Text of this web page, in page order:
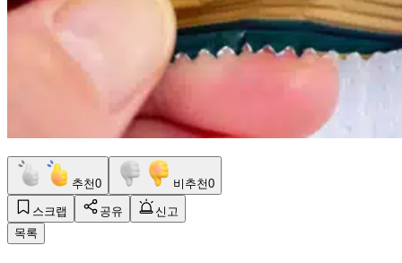
추천0 비추천0
스크랩 공유
신고
목록